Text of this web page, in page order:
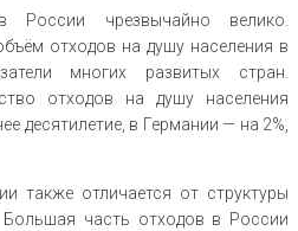
России чрезвычайно велико.
отходов на душу населения в
многих развитых стран.
отходов на душу населения
десятилетие, в Германии — на 2%,
также отличается от структуры
Большая часть отходов в России